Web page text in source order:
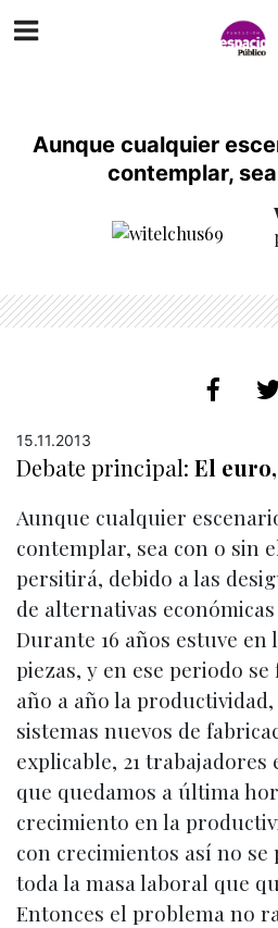
Aunque cualquier
contemplar,
15.11.2013
Debate principal: El
Aunque cualquier
contemplar, sea con o sin
persitirá, debido a las
de alternativas
Durante 16 años estuve en
piezas, y en ese periodo
año a año la
sistemas nuevos de
explicable, 21
que quedamos a última
crecimiento en la
con crecimientos así no se
toda la masa laboral que
Entonces el problema no